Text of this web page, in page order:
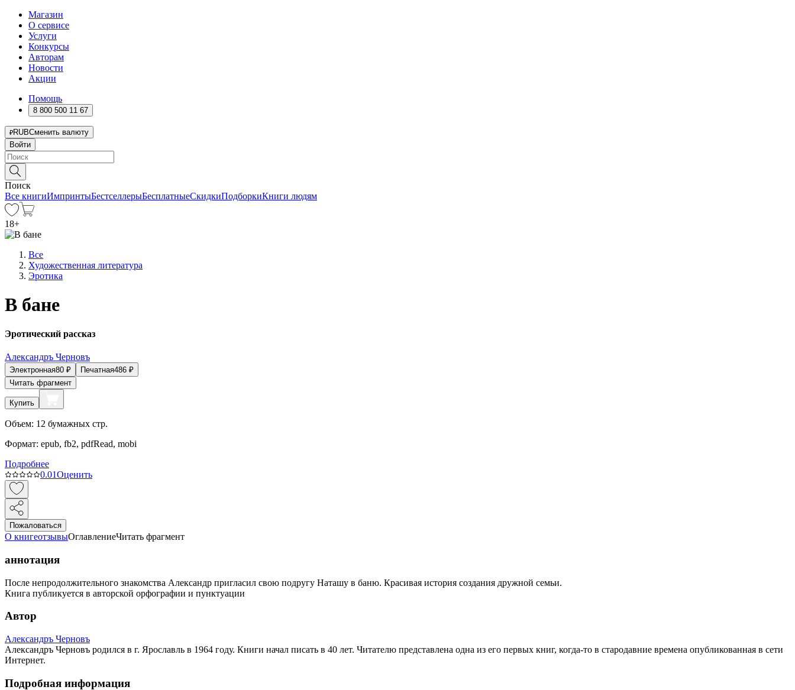
Магазин
О сервисе
Услуги
Конкурсы
Авторам
Новости
Акции
Помощь
8 800 500 11 67
RUBСменить валюту
Войти
Поиск
Все книгиИмпринтыБестселлерыБесплатныеСкидкиПодборкиКниги людям
18+
Все
Художественная литература
Эротика
В бане
Эротический рассказ
Александръ Черновъ
Электронная80 ₽ Печатная486 ₽
Читать фрагмент
Купить
Объем: 12 бумажных стр.
Формат: epub, fb2, pdfRead, mobi
Подробнее
0.01Оценить
Пожаловаться
О книгеотзывыОглавлениеЧитать фрагмент
аннотация
После непродолжительного знакомства Александр пригласил свою подругу Наташу в баню. Красивая история создания дружной семьи.
Книга публикуется в авторской орфографии и пунктуации
Автор
Александръ Черновъ
Александръ Черновъ родился в г. Ярославль в 1964 году. Книги начал писать в 40 лет. Читателю представлена одна из его первых книг, когда-то в стародавние времена опубликованная в сети
Интернет.
Подробная информация